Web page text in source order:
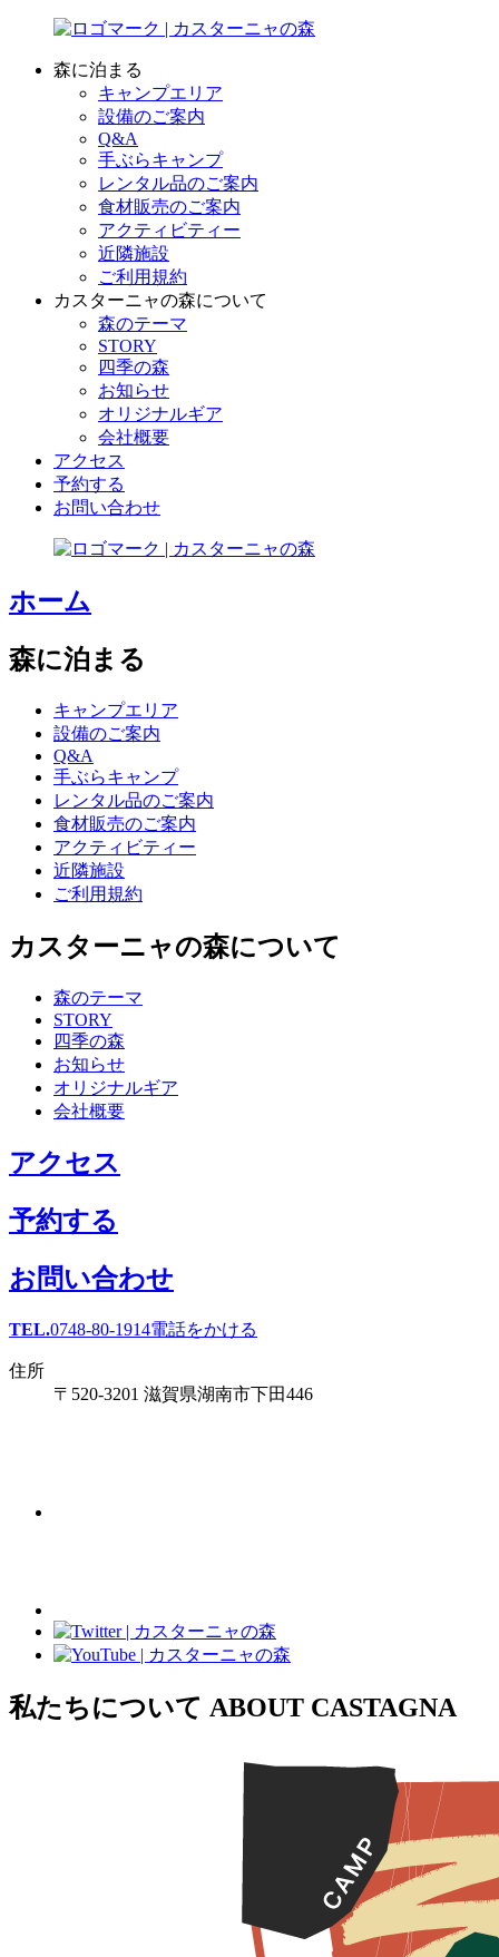
森に泊まる
キャンプエリア
設備のご案内
Q&A
手ぶらキャンプ
レンタル品のご案内
食材販売のご案内
アクティビティー
近隣施設
ご利用規約
カスターニャの森について
森のテーマ
STORY
四季の森
お知らせ
オリジナルギア
会社概要
アクセス
予約する
お問い合わせ
ホーム
森に泊まる
キャンプエリア
設備のご案内
Q&A
手ぶらキャンプ
レンタル品のご案内
食材販売のご案内
アクティビティー
近隣施設
ご利用規約
カスターニャの森について
森のテーマ
STORY
四季の森
お知らせ
オリジナルギア
会社概要
アクセス
予約する
お問い合わせ
TEL.0748-80-1914電話をかける
住所
〒520-3201 滋賀県湖南市下田446
私たちについて ABOUT CASTAGNA